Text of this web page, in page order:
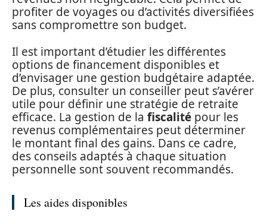
profiter de voyages ou d’activités diversifiées
sans compromettre son budget.
Il est important d’étudier les différentes
options de financement disponibles et
d’envisager une gestion budgétaire adaptée.
De plus, consulter un conseiller peut s’avérer
utile pour définir une stratégie de retraite
efficace. La gestion de la fiscalité pour les
revenus complémentaires peut déterminer
le montant final des gains. Dans ce cadre,
des conseils adaptés à chaque situation
personnelle sont souvent recommandés.
Les aides disponibles